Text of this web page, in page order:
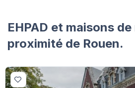
EHPAD et maisons
proximité de Rouen.